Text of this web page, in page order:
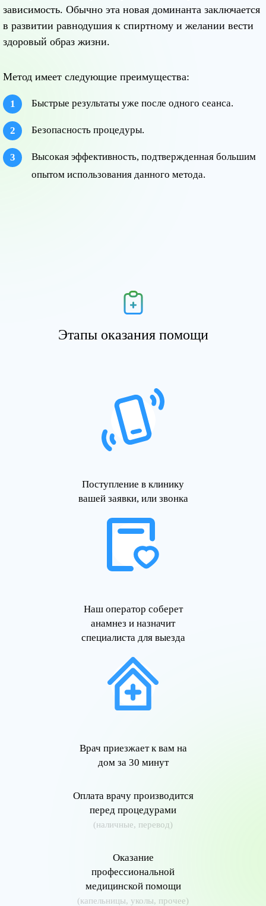
зависимость. Обычно эта новая доминанта заключается
в развитии равнодушия к спиртному и желании вести
здоровый образ жизни.
Метод имеет следующие преимущества:
Быстрые результаты уже после одного сеанса.
Безопасность процедуры.
Высокая эффективность, подтвержденная большим
опытом использования данного метода.
Этапы оказания помощи
Поступление в клинику
вашей заявки, или звонка
Наш оператор соберет
анамнез и назначит
специалиста для выезда
Врач приезжает к вам на
дом за 30 минут
Оплата врачу производится
перед процедурами
(наличные, перевод)
Оказание
профессиональной
медицинской помощи
(капельницы, уколы, прочее)